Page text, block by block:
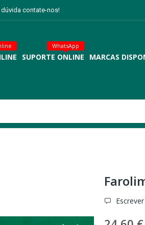
contate-nos!
SUPORTE ONLINE
WhatsApp
MARCAS